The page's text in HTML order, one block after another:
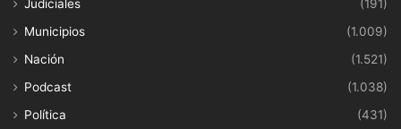
Judiciales
(191)
Municipios
(1.009)
Nación
(1.521)
Podcast
(1.038)
Política
(431)